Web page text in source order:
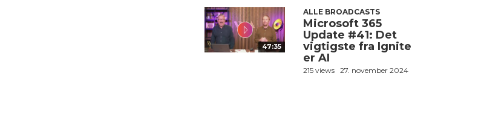
47:35
ALLE BROADCASTS
Microsoft 365
Update #41: Det
vigtigste fra Ignite
er AI
215 views 27. november 2024